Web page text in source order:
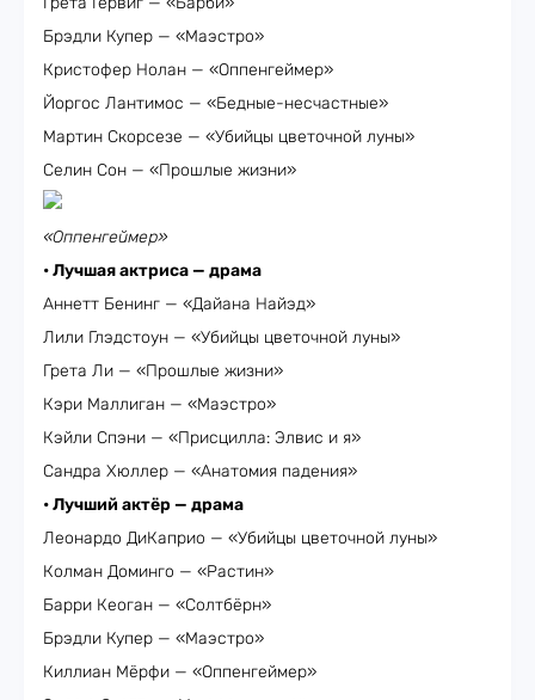
Брэдли Купер — «Маэстро»
Кристофер Нолан — «Оппенгеймер»
Йоргос Лантимос — «Бедные-несчастные»
Мартин Скорсезе — «Убийцы цветочной луны»
Селин Сон — «Прошлые жизни»
«Оппенгеймер»
• Лучшая актриса — драма
Аннетт Бенинг — «Дайана Найэд»
Лили Глэдстоун — «Убийцы цветочной луны»
Грета Ли — «Прошлые жизни»
Кэри Маллиган — «Маэстро»
Кэйли Спэни — «Присцилла: Элвис и я»
Сандра Хюллер — «Анатомия падения»
• Лучший актёр — драма
Леонардо ДиКаприо — «Убийцы цветочной луны»
Колман Доминго — «Растин»
Барри Кеоган — «Солтбёрн»
Брэдли Купер — «Маэстро»
Киллиан Мёрфи — «Оппенгеймер»